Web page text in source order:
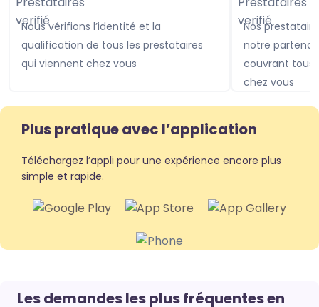
Nous vérifions l’identité et la
qualification de tous les prestataires
qui viennent chez vous
Nos prestataires sont assurés avec
notre
couvrant tous
chez vous
Plus pratique avec l’application
Téléchargez l’appli pour une expérience encore plus
simple et rapide.
Les demandes les plus fréquentes en